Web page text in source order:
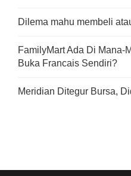
Dilema mahu membeli
FamilyMart Ada Di Mana-
Buka Francais Sendiri?
Meridian Ditegur Bursa,